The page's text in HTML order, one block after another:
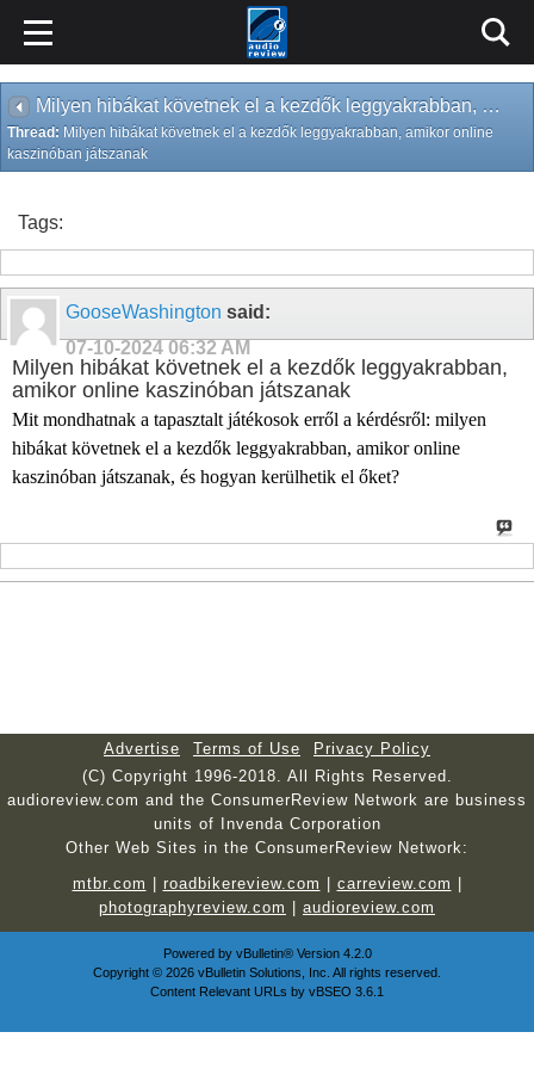
Milyen hibákat követnek el a kezdők leggyakrabban, amikor online kaszinóban játszanak
Thread: Milyen hibákat követnek el a kezdők leggyakrabban, amikor online
kaszinóban játszanak
Tags:
GooseWashington said:
07-10-2024 06:32 AM
Milyen hibákat követnek el a kezdők leggyakrabban,
amikor online kaszinóban játszanak
Mit mondhatnak a tapasztalt játékosok erről a kérdésről: milyen
hibákat követnek el a kezdők leggyakrabban, amikor online
kaszinóban játszanak, és hogyan kerülhetik el őket?
Advertise Terms of Use
Privacy Policy
(C) Copyright 1996-2018. All Rights Reserved.
audioreview.com and the ConsumerReview Network are business
units of Invenda Corporation
Other Web Sites in the ConsumerReview Network:
mtbr.com
roadbikereview.com carreview.com
photographyreview.com
audioreview.com
Powered by vBulletin®Version 4.2.0
Copyright © 2026 vBulletin Solutions, Inc. All rights reserved.
Content Relevant URLs by vBSEO 3.6.1